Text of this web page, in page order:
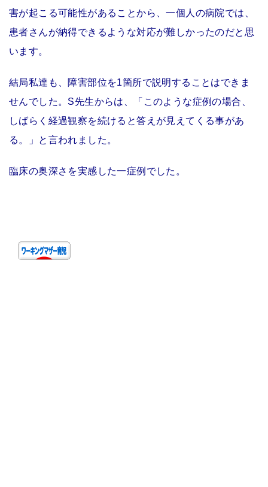
害が起こる可能性があることから、一個人の病院では、
患者さんが納得できるような対応が難しかったのだと思
います。
結局私達も、障害部位を1箇所で説明することはできま
せんでした。S先生からは、「このような症例の場合、
しばらく経過観察を続けると答えが見えてくる事があ
る。」と言われました。
臨床の奥深さを実感した一症例でした。